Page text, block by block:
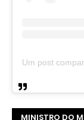
Um post
MINISTRO DO